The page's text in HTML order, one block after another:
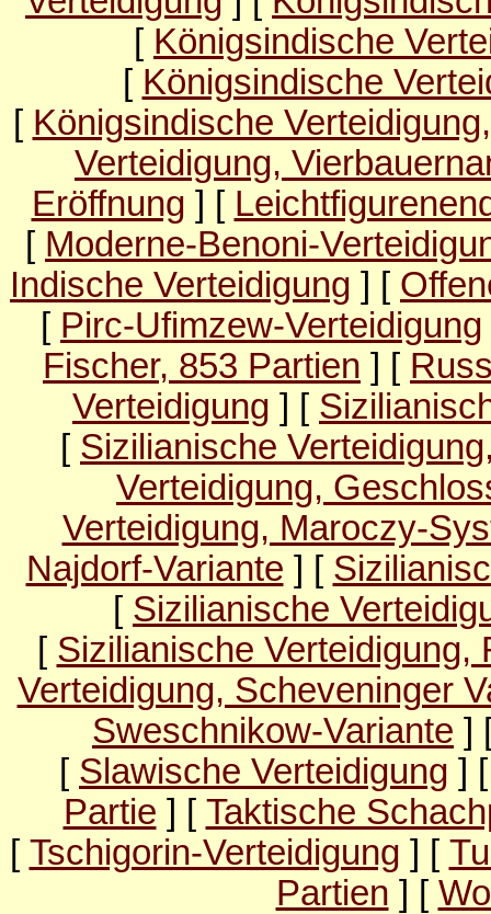
[ Königsindische
[ Königsindische
[ Königsindische
Verteidigung,
Eröffnung ] [
[ Moderne-Benoni-
Indische Verteidigung ] [
[ Pirc-Ufimzew-Verteidigung
Fischer, 853 Partien ] [
Verteidigung ] [
[ Sizilianische
Verteidigung,
Verteidigung, Maroczy-
Najdorf-Variante ] [
[ Sizilianische
[ Sizilianische Verteidigung,
Verteidigung, Scheveninger
Sweschnikow-Variante ]
[ Slawische Verteidigung ]
Partie ] [ Taktische
[ Tschigorin-Verteidigung ] [
Partien ] [